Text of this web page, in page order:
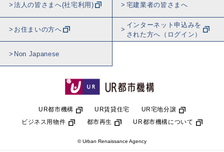
法人の皆さまへ(社宅利用) 宅建業者の皆さまへ
お住まいの方へ
インターネット申込みを
された方へ（ログイン）
Non Japanese
UR都市機構 UR賃貸住宅
UR宅地分譲
ビジネス用物件
都市再生 UR都市機構について
© Urban Renaissance Agency